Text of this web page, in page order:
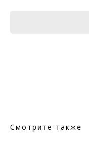
Смотрите также